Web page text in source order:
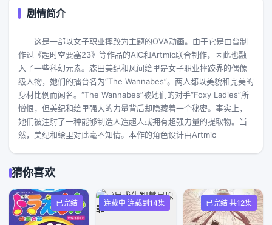
剧情简介
这是一部以女子职业摔跤为主题的OVA动画。由于它是由曾制
作过《超时空要塞23》等作品的AIC和Artmic联合制作，因此也融
入了一些科幻元素。森田美纪和风间绘里是女子职业摔跤界的偶像
级人物，她们的擂台名为“The Wannabes”。两人都以美貌和完美的
身材比例而闻名。“The Wannabes”被她们的对手“Foxy Ladies”所
憎恨，但美纪和绘里强大的力量背后却隐藏着一个秘密。事实上，
她们被注射了一种能够制造人造超人或拥有超强力量的提取物。当
然，美纪和绘里对此毫不知情。本作的角色设计由Artmic
猜你喜欢
已完结 连载中 连载到14集 已完结 共12集